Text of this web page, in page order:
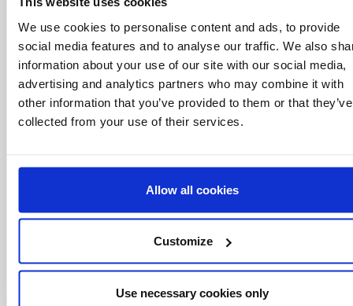
We use cookies to personalise content and ads, to provide
social media features and to analyse our traffic. We also
information about your use of our site with our social media,
advertising and analytics partners who may combine it with
other information that you’ve provided to them or that they’ve
collected from your use of their services.
Allow all cookies
Customize
Use necessary cookies only
à savoir
Offres spéciales, événements et nouvelles du
monde des licences, le tout en un seul clic.